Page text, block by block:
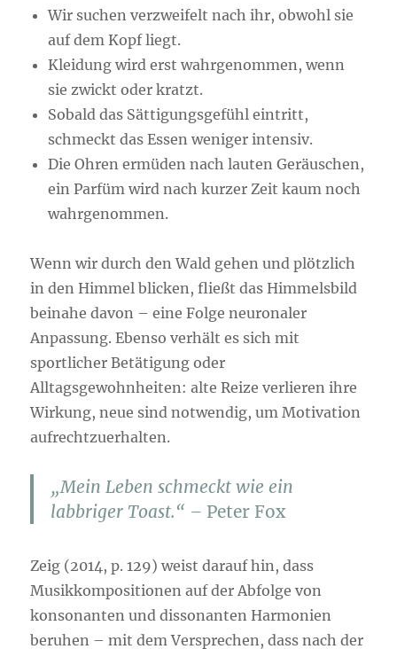
Wir suchen verzweifelt nach ihr, obwohl sie
auf dem Kopf liegt.
Kleidung wird erst wahrgenommen, wenn
sie zwickt oder kratzt.
Sobald das Sättigungsgefühl eintritt,
schmeckt das Essen weniger intensiv.
Die Ohren ermüden nach lauten Geräuschen,
ein Parfüm wird nach kurzer Zeit kaum noch
wahrgenommen.
Wenn wir durch den Wald gehen und plötzlich
in den Himmel blicken, fließt das Himmelsbild
beinahe davon – eine Folge neuronaler
Anpassung. Ebenso verhält es sich mit
sportlicher Betätigung oder
Alltagsgewohnheiten: alte Reize verlieren ihre
Wirkung, neue sind notwendig, um Motivation
aufrechtzuerhalten.
„Mein Leben schmeckt wie ein
labbriger Toast.“ – Peter Fox
Zeig (2014, p. 129) weist darauf hin, dass
Musikkompositionen auf der Abfolge von
konsonanten und dissonanten Harmonien
beruhen – mit dem Versprechen, dass nach der